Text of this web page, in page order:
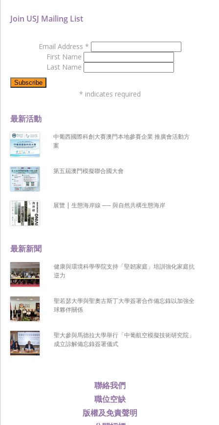
聯絡我們
職位空缺
版權及免責聲明
最新新聞
健康與環境科學學院支持「堅韌家庭」培訓強化家庭抗
逆力
聖若瑟大學與聖奧古斯丁大學簽署合作備忘錄以加強全
球夥伴關係
聖大參與馬德拉大學舉行「中葡航空模擬技術研究院」
成立諒解備忘錄簽署儀式
最新活動
中葡西國際科創大賽澳門本地參賽企業 推廣會活動方
案
第五屆澳門模擬聯合國大會
展覽 | 生態海岸線 ── 與自然共構生態海岸
Join USJ Mailing List
Email Address *
First Name
Last Name
* indicates required